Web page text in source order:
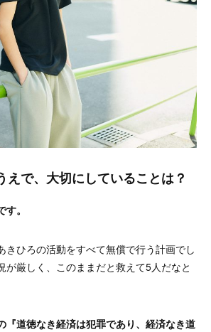
えで、大切にしていることは？
。
きひろの活動をすべて無償で行う計画でし
が厳しく、このままだと救えて5人だなと
『道徳なき経済は犯罪であり、経済なき道